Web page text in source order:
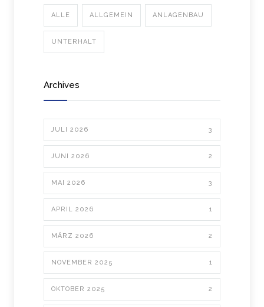
ALLE ALLGEMEIN ANLAGENBAU
UNTERHALT
Archives
JULI 2026 3
JUNI 2026 2
MAI 2026 3
APRIL 2026 1
MÄRZ 2026 2
NOVEMBER 2025 1
OKTOBER 2025 2